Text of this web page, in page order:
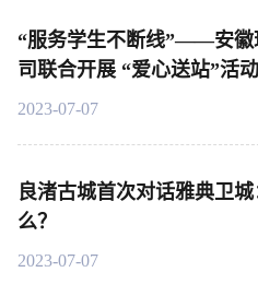
“服务学生不断线”——安徽
司联合开展 “爱心送站”活动
2023-07-07
良渚古城首次对话雅典卫
么？
2023-07-07